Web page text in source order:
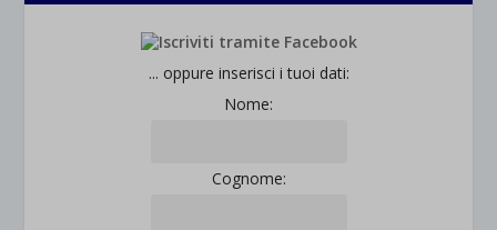
... oppure inserisci i tuoi dati:
Nome:
Cognome: